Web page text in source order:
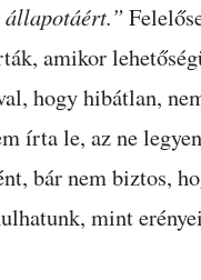
állapotáért.”
amikor
hogy hibátlan,
írta le, az ne
bár nem biztos,
mint